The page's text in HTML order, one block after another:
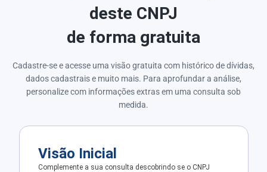
deste CNPJ
de forma gratuita
Cadastre-se e acesse uma visão gratuita com histórico de dívidas,
dados cadastrais e muito mais. Para aprofundar a análise,
personalize com informações extras em uma consulta sob
medida.
Visão Inicial
Complemente a sua consulta descobrindo se o CNPJ